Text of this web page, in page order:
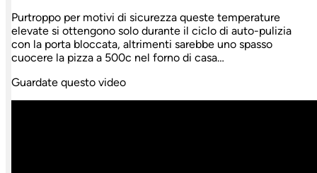
Purtroppo per motivi di sicurezza queste temperature
elevate si ottengono solo durante il ciclo di auto-pulizia
con la porta bloccata, altrimenti sarebbe uno spasso
cuocere la pizza a 500c nel forno di casa…
Guardate questo video